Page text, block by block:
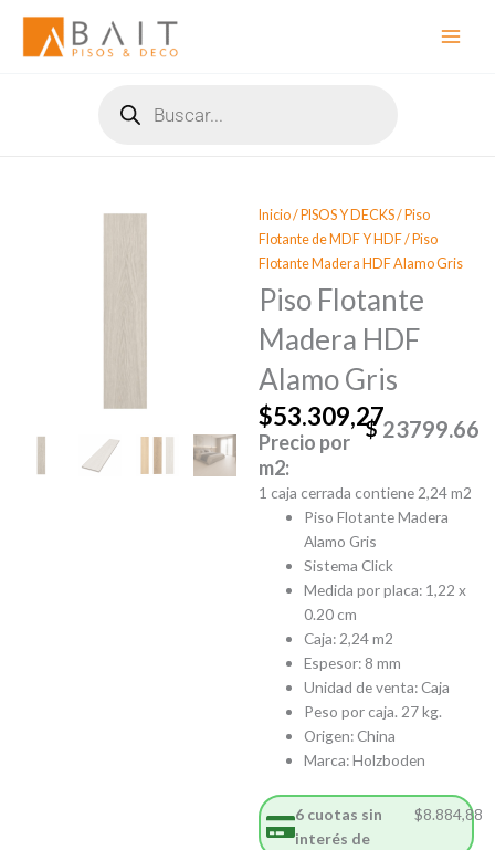
contenido
productos
Inicio/ PISOS Y DECKS/ Piso
Flotante de MDF Y HDF/ Piso
Flotante Madera HDF Alamo Gris
Piso Flotante
Madera HDF
Alamo Gris
$53.309,27
Precio por
m2:
23799.66
1 caja cerrada contiene 2,24 m2
Piso Flotante Madera
Alamo Gris
Sistema Click
Medida por placa: 1,22 x
0.20 cm
Caja: 2,24 m2
Espesor: 8 mm
Unidad de venta: Caja
Peso por caja. 27 kg.
Origen: China
Marca: Holzboden
6 cuotas sin
interés de
$8.884,88